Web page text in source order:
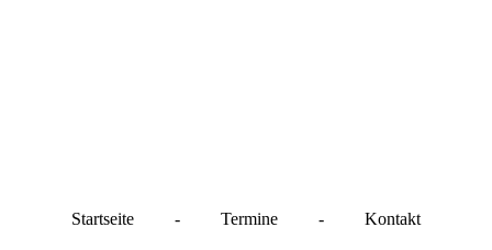
Startseite - Termine - Kontakt